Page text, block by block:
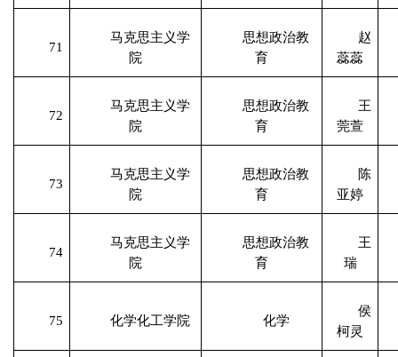
71
马克思主义学
院
思想政治教
育
赵
蕊蕊
72
马克思主义学
院
思想政治教
育
王
莞萱
73
马克思主义学
院
思想政治教
育
陈
亚婷
74
马克思主义学
院
思想政治教
育
王
瑞
75 化学化工学院 化学
侯
柯灵